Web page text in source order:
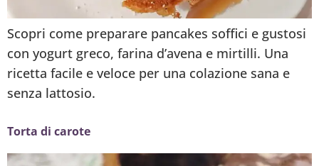
Scopri come preparare pancakes soffici e gustosi
con yogurt greco, farina d’avena e mirtilli. Una
ricetta facile e veloce per una colazione sana e
senza lattosio.
Torta di carote